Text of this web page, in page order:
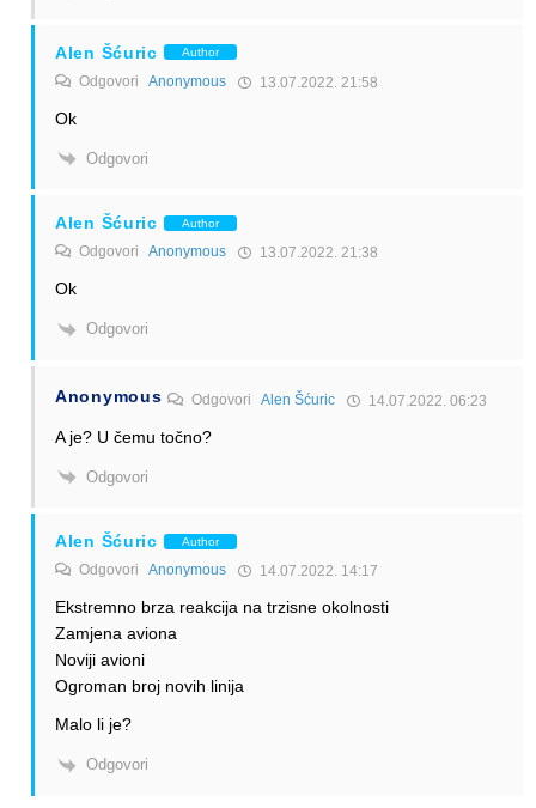
Alen Šćuric Author
Odgovori Anonymous 13.07.2022. 21:58
Ok
Odgovori
Alen Šćuric Author
Odgovori Anonymous 13.07.2022. 21:38
Ok
Odgovori
Anonymous OdgovoriAlen Šćuric 14.07.2022. 06:23
A je? U čemu točno?
Odgovori
Alen Šćuric Author
Odgovori Anonymous 14.07.2022. 14:17
Ekstremno brza reakcija na trzisne okolnosti
Zamjena aviona
Noviji avioni
Ogroman broj novih linija
Malo li je?
Odgovori